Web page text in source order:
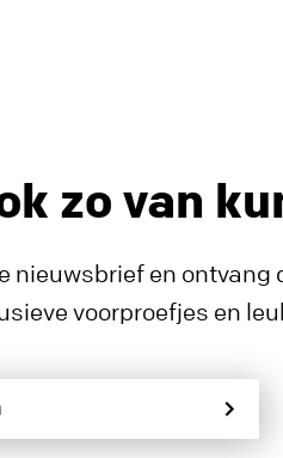
zo van
nieuwsbrief en ontvang
voorproefjes en